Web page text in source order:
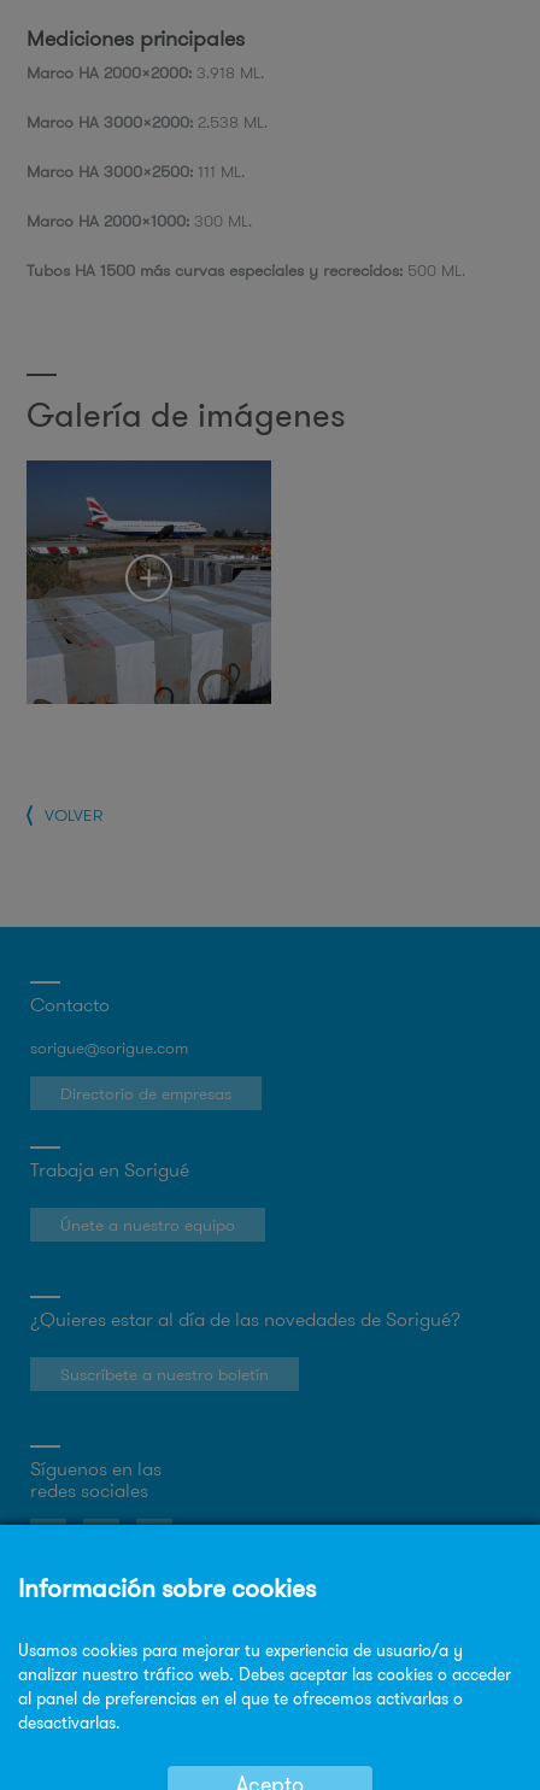
Mediciones principales
Marco HA 2000x2000: 3.918 ML.
Marco HA 3000x2000: 2.538 ML.
Marco HA 3000x2500: 111 ML.
Marco HA 2000x1000: 300 ML.
Tubos HA 1500 más curvas especiales y recrecidos: 500 ML.
Galería de imágenes
VOLVER
Contacto
sorigue@sorigue.com
Directorio de empresas
Trabaja en Sorigué
Únete a nuestro equipo
¿Quieres estar al día de las novedades de Sorigué?
Suscríbete a nuestro boletín
Síguenos en las
redes sociales
Sobre la web
Política de privacidad
Política de cookies